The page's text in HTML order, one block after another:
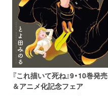
『これ描いて死ね』9・10巻発売
＆アニメ化記念フェア